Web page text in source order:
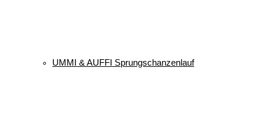
UMMI & AUFFI Sprungschanzenlauf